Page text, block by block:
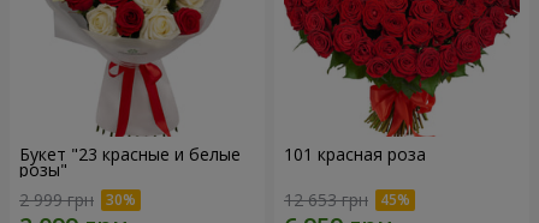
Букет "23 красные и белые
розы"
2 999 грн
101 красная роза
12 653 грн